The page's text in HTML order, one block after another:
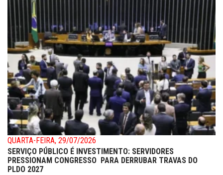
QUARTA-FEIRA, 29/07/2026
SERVIÇO PÚBLICO É INVESTIMENTO: SERVIDORES
PRESSIONAM CONGRESSO PARA DERRUBAR TRAVAS DO
PLDO 2027